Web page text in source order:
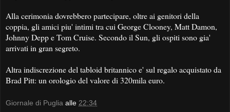
Alla cerimonia dovrebbero partecipare, oltre ai genitori della
coppia, gli amici piu' intimi tra cui George Clooney, Matt Damon,
Johnny Depp e Tom Cruise. Secondo il Sun, gli ospiti sono gia'
arrivati in gran segreto.
Altra indiscrezione del tabloid britannico e' sul regalo acquistato da
Brad Pitt: un orologio del valore di 320mila euro.
Giornale di Puglia alle 22:34